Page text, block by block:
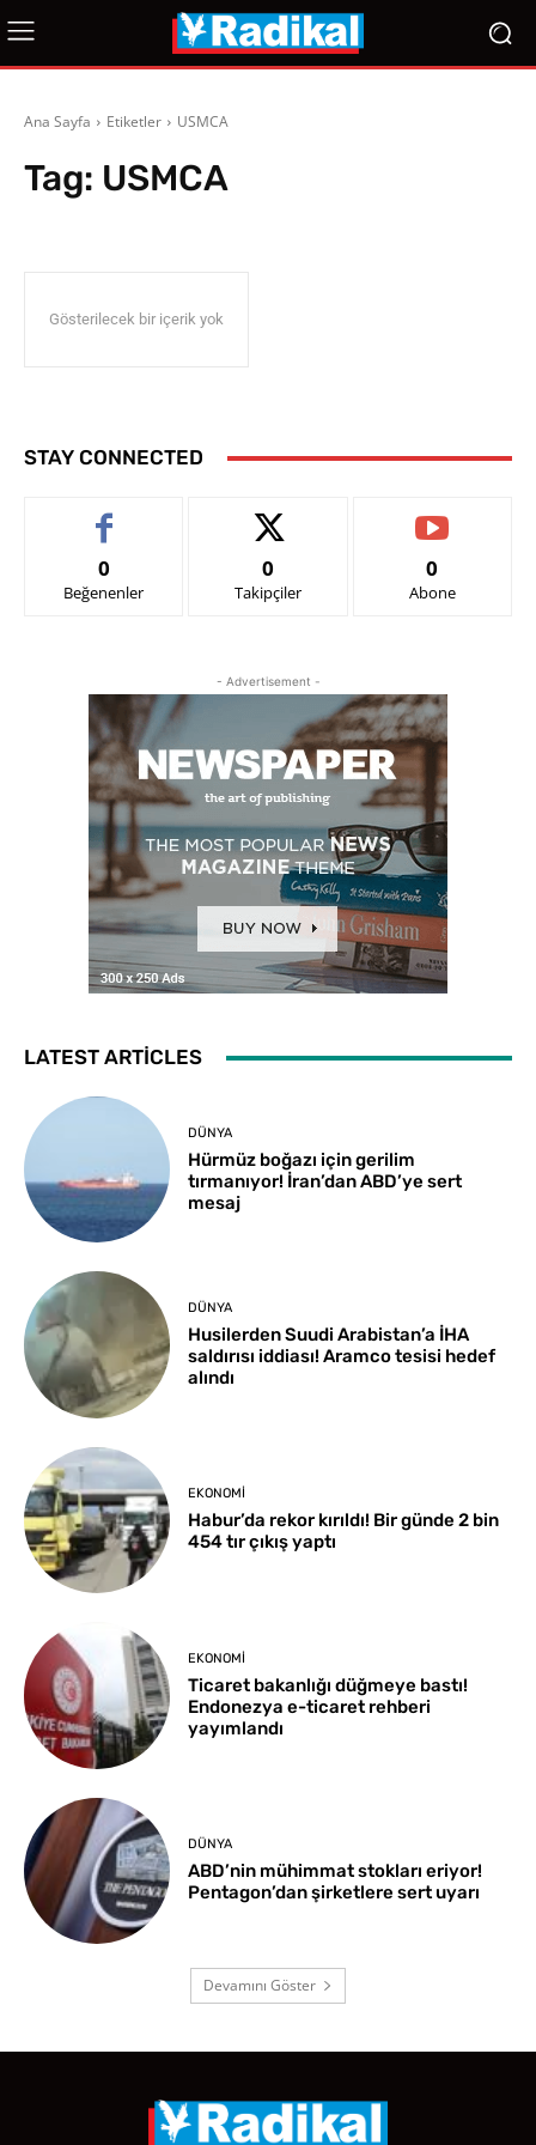
Ana Sayfa Etiketler USMCA
Tag: USMCA
Gösterilecek bir içerik yok
STAY CONNECTED
0
Beğenenler
0
Takipçiler
0
Abone
- Advertisement -
LATEST ARTICLES
DÜNYA
Hürmüz boğazı için gerilim
tırmanıyor! İran’dan ABD’ye sert
mesaj
DÜNYA
Husilerden Suudi Arabistan’a İHA
saldırısı iddiası! Aramco tesisi hedef
alındı
EKONOMI
Habur’da rekor kırıldı! Bir günde 2 bin
454 tır çıkış yaptı
EKONOMI
Ticaret bakanlığı düğmeye bastı!
Endonezya e-ticaret rehberi
yayımlandı
DÜNYA
ABD’nin mühimmat stokları eriyor!
Pentagon’dan şirketlere sert uyarı
Devamını Göster